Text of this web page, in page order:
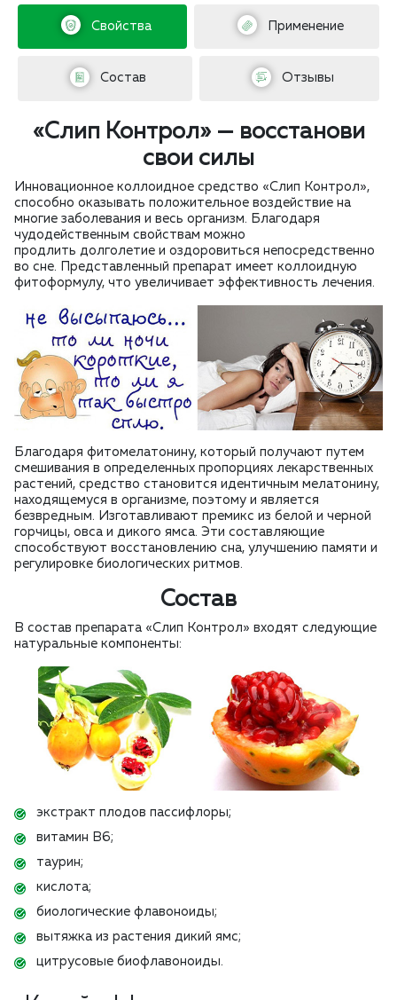
Свойства Применение
Состав Отзывы
«Слип Контрол» — восстанови
свои силы
Инновационное коллоидное средство «Слип Контрол»,
способно оказывать положительное воздействие на
многие заболевания и весь организм. Благодаря
чудодейственным свойствам можно
продлить долголетие и оздоровиться непосредственно
во сне. Представленный препарат имеет коллоидную
фитоформулу, что увеличивает эффективность лечения.
Благодаря фитомелатонину, который получают путем
смешивания в определенных пропорциях лекарственных
растений, средство становится идентичным мелатонину,
находящемуся в организме, поэтому и является
безвредным. Изготавливают премикс из белой и черной
горчицы, овса и дикого ямса. Эти составляющие
способствуют восстановлению сна, улучшению памяти и
регулировке биологических ритмов.
Состав
В состав препарата «Слип Контрол» входят следующие
натуральные компоненты:
экстракт плодов пассифлоры;
витамин В6;
таурин;
кислота;
биологические флавоноиды;
вытяжка из растения дикий ямс;
цитрусовые биофлавоноиды.